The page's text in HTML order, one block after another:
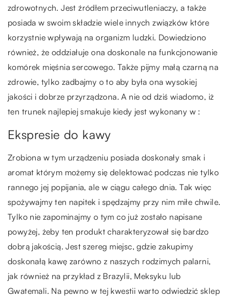
zdrowotnych. Jest źródłem przeciwutleniaczy, a także
posiada w swoim składzie wiele innych związków które
korzystnie wpływają na organizm ludzki. Dowiedziono
również, że oddziałuje ona doskonale na funkcjonowanie
komórek mięśnia sercowego. Także pijmy małą czarną na
zdrowie, tylko zadbajmy o to aby była ona wysokiej
jakości i dobrze przyrządzona. A nie od dziś wiadomo, iż
ten trunek najlepiej smakuje kiedy jest wykonany w :
Ekspresie do kawy
Zrobiona w tym urządzeniu posiada doskonały smak i
aromat którym możemy się delektować podczas nie tylko
rannego jej popijania, ale w ciągu całego dnia. Tak więc
spożywajmy ten napitek i spędzajmy przy nim miłe chwile.
Tylko nie zapominajmy o tym co już zostało napisane
powyżej, żeby ten produkt charakteryzował się bardzo
dobrą jakością. Jest szereg miejsc, gdzie zakupimy
doskonałą kawę zarówno z naszych rodzimych palarni,
jak również na przykład z Brazylii, Meksyku lub
Gwatemali. Na pewno w tej kwestii warto odwiedzić sklep